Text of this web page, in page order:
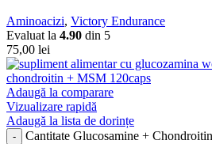
Aminoacizi, Victory Endurance
Evaluat la 4.90 din 5
75,00 lei
Adaugă la comparare
Vizualizare rapidă
Adaugă la lista de dorințe
Cantitate Glucosamine +